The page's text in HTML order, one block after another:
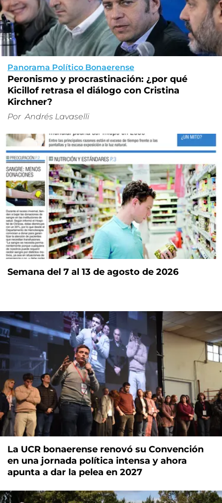
Panorama Político Bonaerense
Peronismo y procrastinación: ¿por qué
Kicillof retrasa el diálogo con Cristina
Kirchner?
Por Andrés Lavaselli
Semana del 7 al 13 de agosto de 2026
La UCR bonaerense renovó su Convención
en una jornada política intensa y ahora
apunta a dar la pelea en 2027